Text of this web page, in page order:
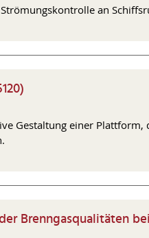
an
Gestaltung einer
Brenngasqualitäten